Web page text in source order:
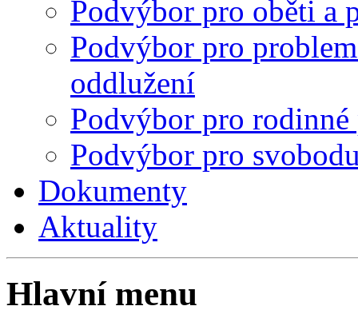
Podvýbor pro oběti a
Podvýbor pro
oddlužení
Podvýbor pro
Podvýbor pro
Dokumenty
Aktuality
Hlavní menu